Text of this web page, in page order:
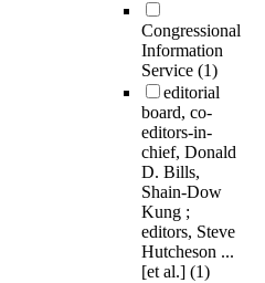
Congressional
Information
Service (1)
editorial
board, co-
editors-in-
chief, Donald
D. Bills,
Shain-Dow
Kung ;
editors, Steve
Hutcheson ...
[et al.] (1)